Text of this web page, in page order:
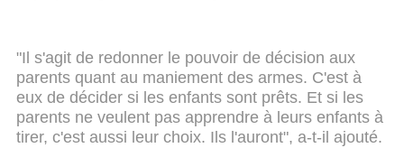
"Il s'agit de redonner le pouvoir de décision aux
parents quant au maniement des armes. C'est à
eux de décider si les enfants sont prêts. Et si les
parents ne veulent pas apprendre à leurs enfants à
tirer, c'est aussi leur choix. Ils l'auront", a-t-il ajouté.